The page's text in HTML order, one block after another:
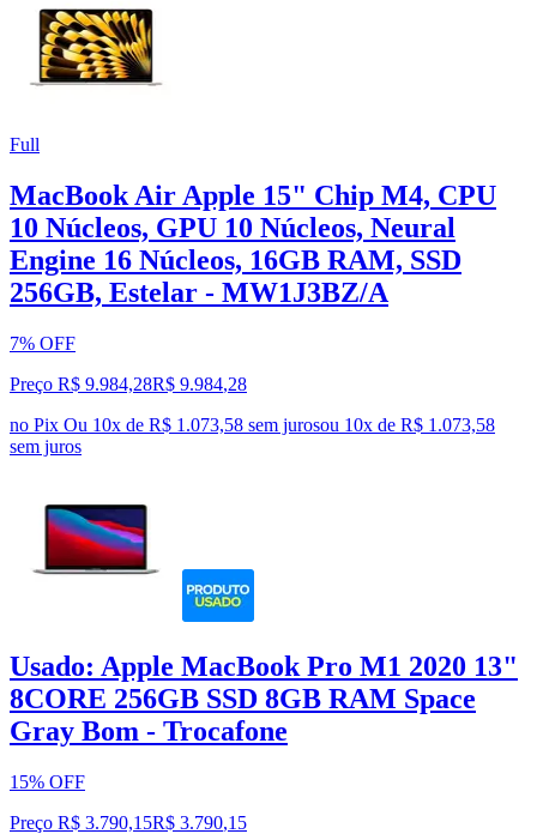
Full
MacBook Air Apple 15" Chip M4, CPU
10 Núcleos, GPU 10 Núcleos, Neural
Engine 16 Núcleos, 16GB RAM, SSD
256GB, Estelar - MW1J3BZ/A
7% OFF
Preço R$ 9.984,28R$ 9.984,28
no Pix Ou 10x de R$ 1.073,58 sem jurosou 10x de R$ 1.073,58
sem juros
Usado: Apple MacBook Pro M1 2020 13"
8CORE 256GB SSD 8GB RAM Space
Gray Bom - Trocafone
15% OFF
Preço R$ 3.790,15R$ 3.790,15